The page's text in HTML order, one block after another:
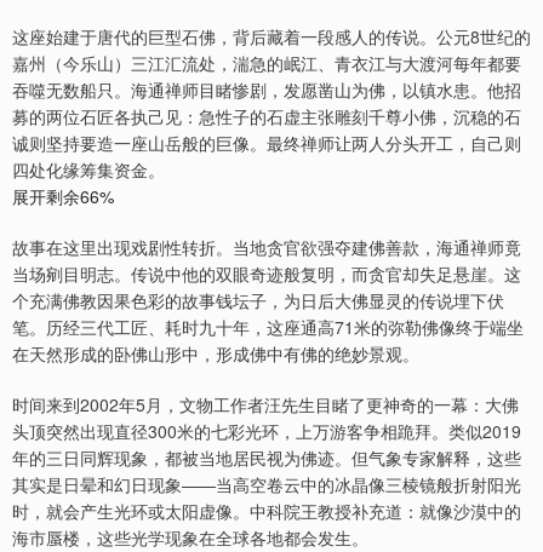
这座始建于唐代的巨型石佛，背后藏着一段感人的传说。公元8世纪的
嘉州（今乐山）三江汇流处，湍急的岷江、青衣江与大渡河每年都要
吞噬无数船只。海通禅师目睹惨剧，发愿凿山为佛，以镇水患。他招
募的两位石匠各执己见：急性子的石虚主张雕刻千尊小佛，沉稳的石
诚则坚持要造一座山岳般的巨像。最终禅师让两人分头开工，自己则
四处化缘筹集资金。
展开剩余66%
故事在这里出现戏剧性转折。当地贪官欲强夺建佛善款，海通禅师竟
当场剜目明志。传说中他的双眼奇迹般复明，而贪官却失足悬崖。这
个充满佛教因果色彩的故事钱坛子，为日后大佛显灵的传说埋下伏
笔。历经三代工匠、耗时九十年，这座通高71米的弥勒佛像终于端坐
在天然形成的卧佛山形中，形成佛中有佛的绝妙景观。
时间来到2002年5月，文物工作者汪先生目睹了更神奇的一幕：大佛
头顶突然出现直径300米的七彩光环，上万游客争相跪拜。类似2019
年的三日同辉现象，都被当地居民视为佛迹。但气象专家解释，这些
其实是日晕和幻日现象——当高空卷云中的冰晶像三棱镜般折射阳光
时，就会产生光环或太阳虚像。中科院王教授补充道：就像沙漠中的
海市蜃楼，这些光学现象在全球各地都会发生。